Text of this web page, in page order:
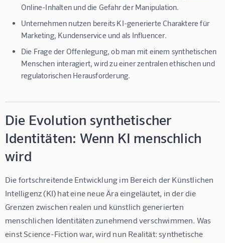
Online-Inhalten und die Gefahr der Manipulation.
Unternehmen nutzen bereits KI-generierte Charaktere für
Marketing, Kundenservice und als Influencer.
Die Frage der Offenlegung, ob man mit einem synthetischen
Menschen interagiert, wird zu einer zentralen ethischen und
regulatorischen Herausforderung.
Die Evolution synthetischer
Identitäten: Wenn KI menschlich
wird
Die fortschreitende Entwicklung im Bereich der Künstlichen
Intelligenz (KI) hat eine neue Ära eingeläutet, in der die
Grenzen zwischen realen und künstlich generierten
menschlichen Identitäten zunehmend verschwimmen. Was
einst Science-Fiction war, wird nun Realität: synthetische